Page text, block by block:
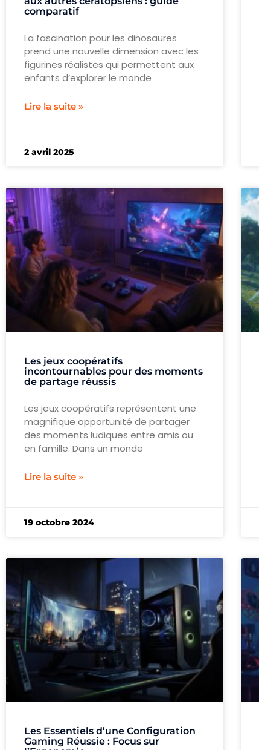
comparatif
La fascination pour les dinosaures
prend une nouvelle dimension avec les
figurines réalistes qui permettent aux
enfants d’explorer le monde
Lire la suite »
2 avril 2025
Les jeux coopératifs
incontournables pour des moments
de partage réussis
Les jeux coopératifs représentent une
magnifique opportunité de partager
des moments ludiques entre amis ou
en famille. Dans un monde
Lire la suite »
19 octobre 2024
Les Essentiels d’une Configuration
Gaming Réussie : Focus sur